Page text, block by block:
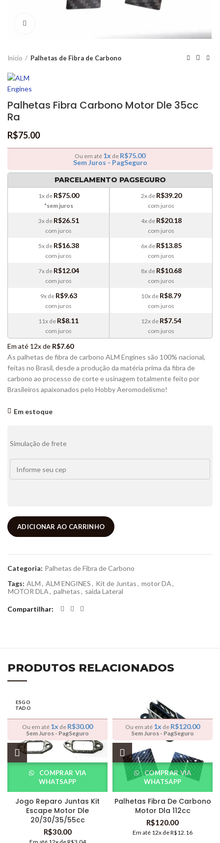
Início Palhetas de Fibra de Carbono
Palhetas Fibra Carbono Motor Dle 35cc
Ra
R$75.00
Ou em até 1x de R$75.00
Sem Juros - PagSeguro
PARCELAMENTO PAGSEGURO
1x de R$75.00
*sem juros
3x de R$26.51
com juros
5x de R$16.38
com juros
7x de R$12.04
com juros
9x de R$9.63
com juros
11x de R$8.11
com juros
2x de R$39.20
com juros
4x de R$20.18
com juros
6x de R$13.85
com juros
8x de R$10.68
com juros
10x de R$8.79
com juros
12x de R$7.54
com juros
Em até 12x de R$7.60
As palhetas de fibra de carbono ALM Engines são 100% nacional,
feitas no Brasil, desde a produção da matéria prima da fibra de
carbono ao processo de corte e usinagem totalmente feito por
Brasileiros apaixonados pelo Hobby Aeromodelismo!
Em estoque
Simulação de frete
ADICIONAR AO CARRINHO
Categoria: Palhetas de Fibra de Carbono
Tags: ALM, ALM ENGINES, Kit de Juntas, motor DA,
MOTOR DLA, palhetas, saida Lateral
Compartilhar
PRODUTOS RELACIONADOS
ESGO
TADO
Ou em até 1x de R$30.00
Sem Juros - PagSeguro
COMPRAR VIA
WHATSAPP
Jogo Reparo Juntas Kit
Escape Motor Dle
20/30/35/55cc
R$30.00
Ou em até 1x de R$120.00
Sem Juros - PagSeguro
COMPRAR VIA
WHATSAPP
Palhetas Fibra De Carbono
Motor Dla 112cc
R$120.00
Em até 12x deR$12.16